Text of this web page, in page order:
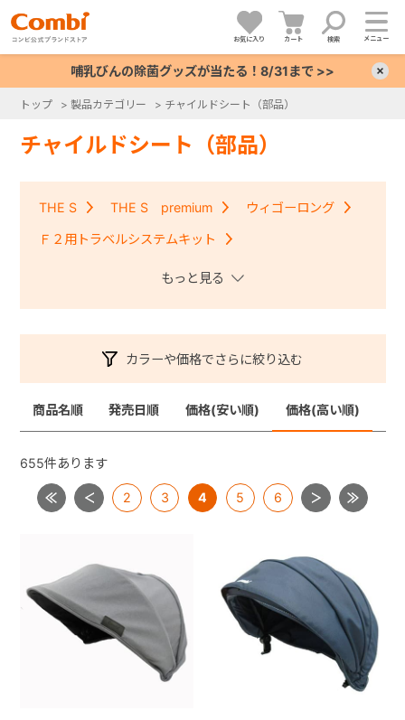
お気に入り カート 検索 メニュー
哺乳びんの除菌グッズが当たる！8/31まで >>
トップ > 製品カテゴリー > チャイルドシート（部品）
チャイルドシート（部品）
THE S THE S premium ウィゴーロング
Ｆ２用トラベルシステムキット
クルムーヴコンパクトISOFIX・クルムーヴアドバンス
クルムーヴスマート・クルムーヴスマートＩＳＯＦＩＸ
ジョイトリップアドバンスＩＳＯＦＩＸ
ムーブフィットジュニア
ママロン マルゴット ミニマグランデ
【共通部品】ＩＳＯＦＩＸキャップ・すーすーファン・
ロッキングクリップ・ギボシ
【共通部品】ベースカバー・サポートレッグ
カラーや価格でさらに絞り込む
商品名順 発売日順 価格(安い順) 価格(高い順)
655件あります
2 3 4 5 6